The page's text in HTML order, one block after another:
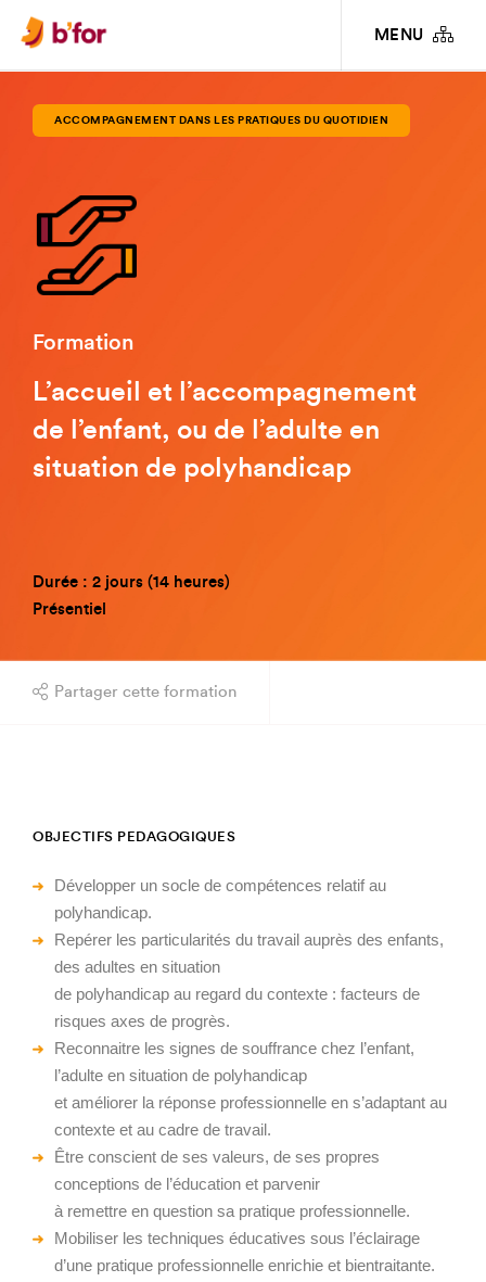
MENU
FORMATIONS
L’ACCUEIL ET L’ACCOMPAGNEMENT DE L’ENFANT, OU DE L’ADULTE EN SITUATION DE
POLYHANDICAP
ACCOMPAGNEMENT DANS LES PRATIQUES DU QUOTIDIEN
Formation
L’accueil et l’accompagnement
de l’enfant, ou de l’adulte en
situation de polyhandicap
Durée : 2 jours (14 heures)
Présentiel
Partager cette formation
OBJECTIFS PEDAGOGIQUES
Développer un socle de compétences relatif au
polyhandicap.
Repérer les particularités du travail auprès des enfants,
des adultes en situation
de polyhandicap au regard du contexte : facteurs de
risques axes de progrès.
Reconnaitre les signes de souffrance chez l’enfant,
l’adulte en situation de polyhandicap
et améliorer la réponse professionnelle en s’adaptant au
contexte et au cadre de travail.
Être conscient de ses valeurs, de ses propres
conceptions de l’éducation et parvenir
à remettre en question sa pratique professionnelle.
Mobiliser les techniques éducatives sous l’éclairage
d’une pratique professionnelle enrichie et bientraitante.